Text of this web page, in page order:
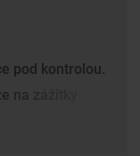
pod kontrolou.
na zážitky